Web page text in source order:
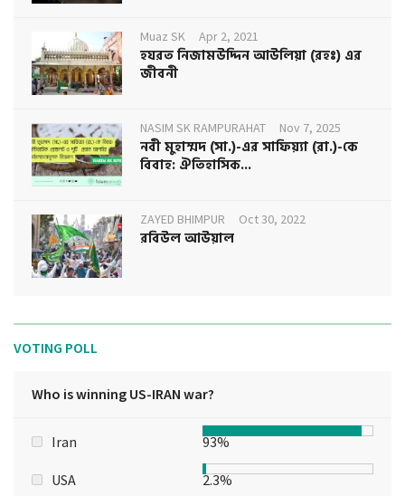
Muaz SK Apr 2, 2021
হযরত নিজামউদ্দিন আউলিয়া (রহঃ) এর
জীবনী
NASIM SK RAMPURAHAT Nov 7, 2025
নবী মুহাম্মদ (সা.)-এর সাফিয়্যা (রা.)-কে
বিবাহ: ঐতিহাসিক...
ZAYED BHIMPUR Oct 30, 2022
রবিউল আউয়াল
VOTING POLL
Who is winning US-IRAN war?
Iran 93%
USA 2.3%